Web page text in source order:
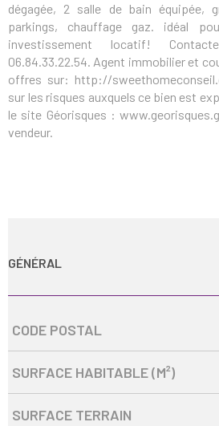
dégagée, 2 salle de bain équipée,
parkings, chauffage gaz. idéal
investissement locatif!
06.84.33.22.54. Agent immobilier et
offres sur: http://
sur les risques auxquels ce bien est
le site Géorisques :
vendeur.
GÉNÉRAL
Caractérisque Valeurs
CODE POSTAL
SURFACE HABITABLE (M²)
SURFACE TERRAIN